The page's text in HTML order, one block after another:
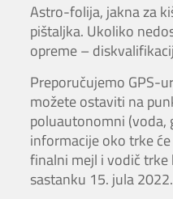
Astro-folija, jakna za
pištaljka. Ukoliko
opreme –
Preporučujemo GPS-
možete ostaviti na
poluautonomni (voda,
informacije oko trke
finalni mejl i vodič
sastanku 15. jula